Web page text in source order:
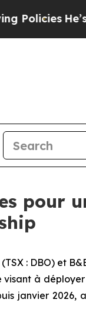
He’s
pour
(TSX : DBO) et
à
janvier 2026,